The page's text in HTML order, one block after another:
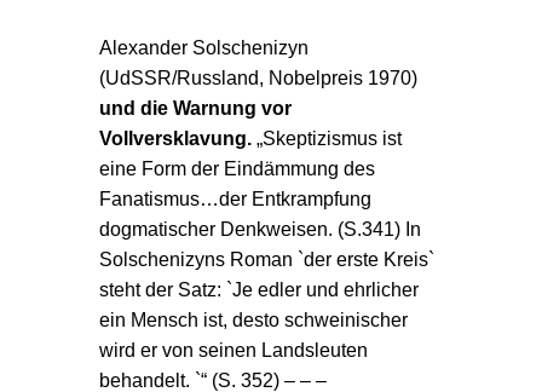
Alexander Solschenizyn
(UdSSR/Russland, Nobelpreis 1970)
und die Warnung vor
Vollversklavung. „Skeptizismus ist
eine Form der Eindämmung des
Fanatismus…der Entkrampfung
dogmatischer Denkweisen. (S.341) In
Solschenizyns Roman `der erste Kreis`
steht der Satz: `Je edler und ehrlicher
ein Mensch ist, desto schweinischer
wird er von seinen Landsleuten
behandelt. `“ (S. 352) – – –